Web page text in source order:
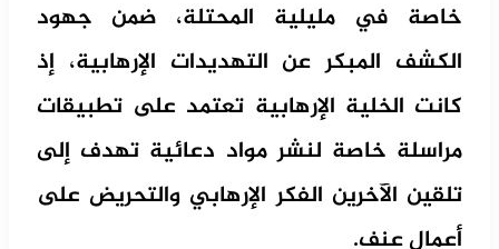
خاصة في مليلية المحتلة، ضمن جهود
الكشف المبكر عن التهديدات الإرهابية، إذ
كانت الخلية الإرهابية تعتمد على تطبيقات
مراسلة خاصة لنشر مواد دعائية تهدف إلى
تلقين الآخرين الفكر الإرهابي والتحريض على
أعمال عنف.